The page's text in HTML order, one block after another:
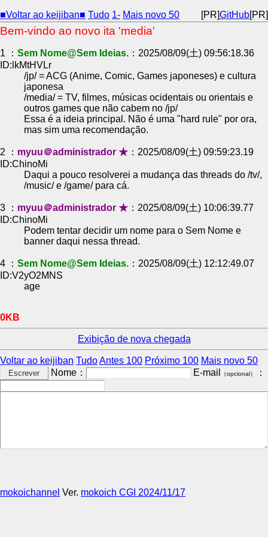
■Voltar ao keijiban■ Tudo 1- Mais novo 50 [PR]GitHub[PR]
Bem-vindo ao novo ita 'media'
1 ： Sem Nome@Sem Ideias. ：2025/08/09(土) 09:56:18.36
ID:lkMtHVLr
/jp/ = ACG (Anime, Comic, Games japoneses) e cultura
japonesa
/media/ = TV, filmes, músicas ocidentais ou orientais e
outros games que não cabem no /jp/
Essa é a ideia principal. Não é uma "hard rule" por ora,
mas sim uma recomendação.
2 ： myuu＠administrador ★ ：2025/08/09(土) 09:59:23.19
ID:ChinoMi
Daqui a pouco resolverei a mudança das threads do /tv/,
/music/ e /game/ para cá.
3 ： myuu＠administrador ★ ：2025/08/09(土) 10:06:39.77
ID:ChinoMi
Podem tentar decidir um nome para o Sem Nome e
banner daqui nessa thread.
4 ： Sem Nome@Sem Ideias. ：2025/08/09(土) 12:12:49.07
ID:V2yO2MNS
age
0KB
Exibição de nova chegada
Voltar ao keijiban TudoAntes 100 Próximo 100 Mais novo 50
Nome：
E-mail （opcional） ：
mokoichannel Ver. mokoich CGI 2024/11/17